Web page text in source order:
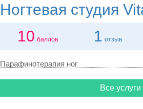
Ногтевая студия
10 баллов 1 отзыв
Парафинотерапия ног
Все